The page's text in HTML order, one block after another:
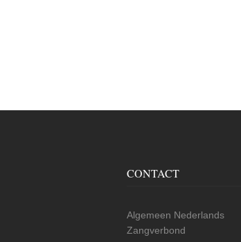
CONTACT
Algemeen Nederlands
Zangverbond